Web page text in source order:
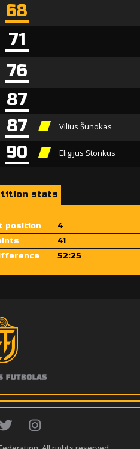
68
71
76
87
87
Vilius Šunokas
90 Eligijus Stonkus
stats
position
4
41
52:25